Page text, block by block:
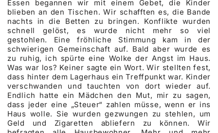
Essen begannen wir mit einem Gebet, die Kinder
blieben an den Tischen. Wir schafften es, die Bande
nachts in die Betten zu bringen. Konflikte wurden
schnell gelöst, es wurde nicht mehr so viel
gestohlen. Eine fröhliche Stimmung kam in der
schwierigen Gemeinschaft auf. Bald aber wurde es
zu ruhig, ich spürte eine Wolke der Angst im Haus.
Was war los? Keiner sagte ein Wort. Wir stellten fest,
dass hinter dem Lagerhaus ein Treffpunkt war. Kinder
verschwanden und tauchten von dort wieder auf.
Endlich hatte ein Mädchen den Mut, mir zu sagen,
dass jeder eine „Steuer“ zahlen müsse, wenn er ins
Haus wolle. Sie wurden gezwungen zu stehlen, um
Geld und Zigaretten abliefern zu können. Wir